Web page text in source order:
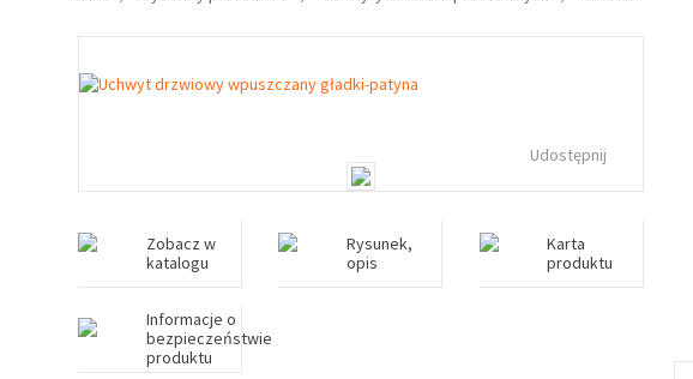
Udostępnij
Zobacz w
katalogu
Rysunek,
opis
Karta
produktu
Informacje o
bezpieczeństwie
produktu